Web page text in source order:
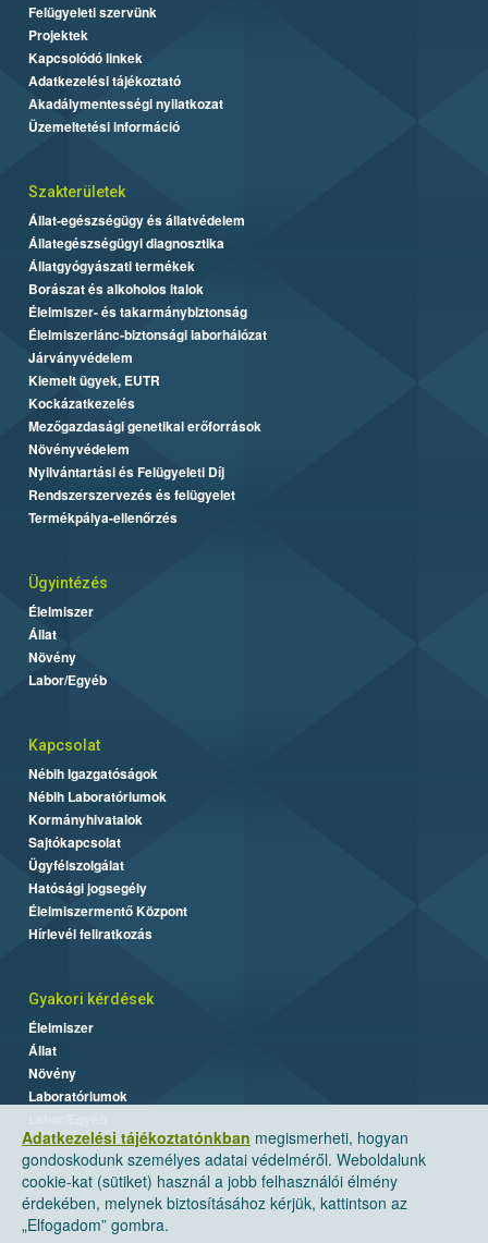
Adatkezelési tájékoztatónkban megismerheti, hogyan
gondoskodunk személyes adatai védelméről. Weboldalunk
cookie-kat (sütiket) használ a jobb felhasználói élmény
érdekében, melynek biztosításához kérjük, kattintson az
„Elfogadom” gombra.
Felügyeleti szervünk
Projektek
Kapcsolódó linkek
Adatkezelési tájékoztató
Akadálymentességi nyilatkozat
Üzemeltetési információ
Szakterületek
Állat-egészségügy és állatvédelem
Állategészségügyi diagnosztika
Állatgyógyászati termékek
Borászat és alkoholos italok
Élelmiszer- és takarmánybiztonság
Élelmiszerlánc-biztonsági laborhálózat
Járványvédelem
Kiemelt ügyek, EUTR
Kockázatkezelés
Mezőgazdasági genetikai erőforrások
Növényvédelem
Nyilvántartási és Felügyeleti Díj
Rendszerszervezés és felügyelet
Termékpálya-ellenőrzés
Ügyintézés
Élelmiszer
Állat
Növény
Labor/Egyéb
Kapcsolat
Nébih Igazgatóságok
Nébih Laboratóriumok
Kormányhivatalok
Sajtókapcsolat
Ügyfélszolgálat
Hatósági jogsegély
Élelmiszermentő Központ
Hírlevél feliratkozás
Gyakori kérdések
Élelmiszer
Állat
Növény
Laboratóriumok